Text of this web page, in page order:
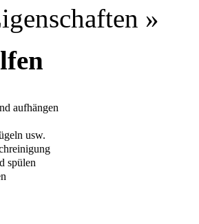
»
aufhängen
usw.
spülen